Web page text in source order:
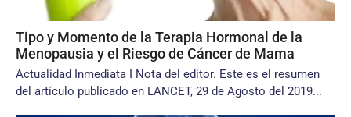
Tipo y Momento de la Terapia Hormonal de la
Menopausia y el Riesgo de Cáncer de Mama
Actualidad Inmediata I Nota del editor. Este es el resumen
del artículo publicado en LANCET, 29 de Agosto del 2019...